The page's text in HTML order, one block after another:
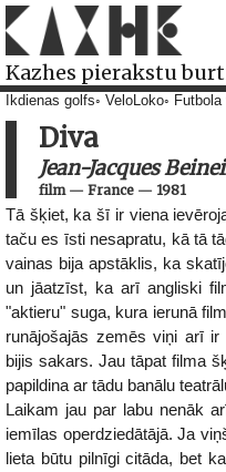
Kazhes pierakstu
Ikdienas golfs VeloLoko
Diva
Jean-Jacques
film— France — 1981
Tā šķiet, ka šī ir viena
taču es īsti nesapratu, kā tā
vainas bija apstāklis, ka
un jāatzīst, ka arī angliski
"aktieru" suga, kura ierunā
runājošajās zemēs viņi arī
bijis sakars. Jau tāpat filma
papildina ar tādu banālu
Laikam jau par labu nenāk
iemīlas operdziedātājā. Ja
lieta būtu pilnīgi citāda, bet